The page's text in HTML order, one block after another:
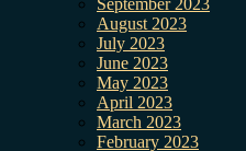
September 2023
August 2023
July 2023
June 2023
May 2023
April 2023
March 2023
February 2023